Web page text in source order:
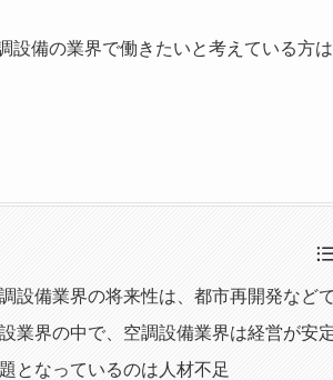
設備の業界で働きたいと考えている方
設備業界の将来性は、都市再開発など
業界の中で、空調設備業界は経営が安
となっているのは人材不足